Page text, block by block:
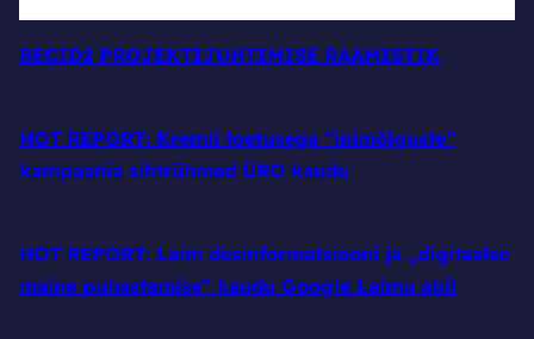
BECID2 PROJEKTIJUHTIMISE RAAMISTIK
HOT REPORT: Kremli toetusega “inimõiguste”
kampaania sihtrühmad ÜRO kaudu
HOT REPORT: Laim desinformatsiooni ja „digitaalse
maine puhastamise“ kaudu Google Laimu abil